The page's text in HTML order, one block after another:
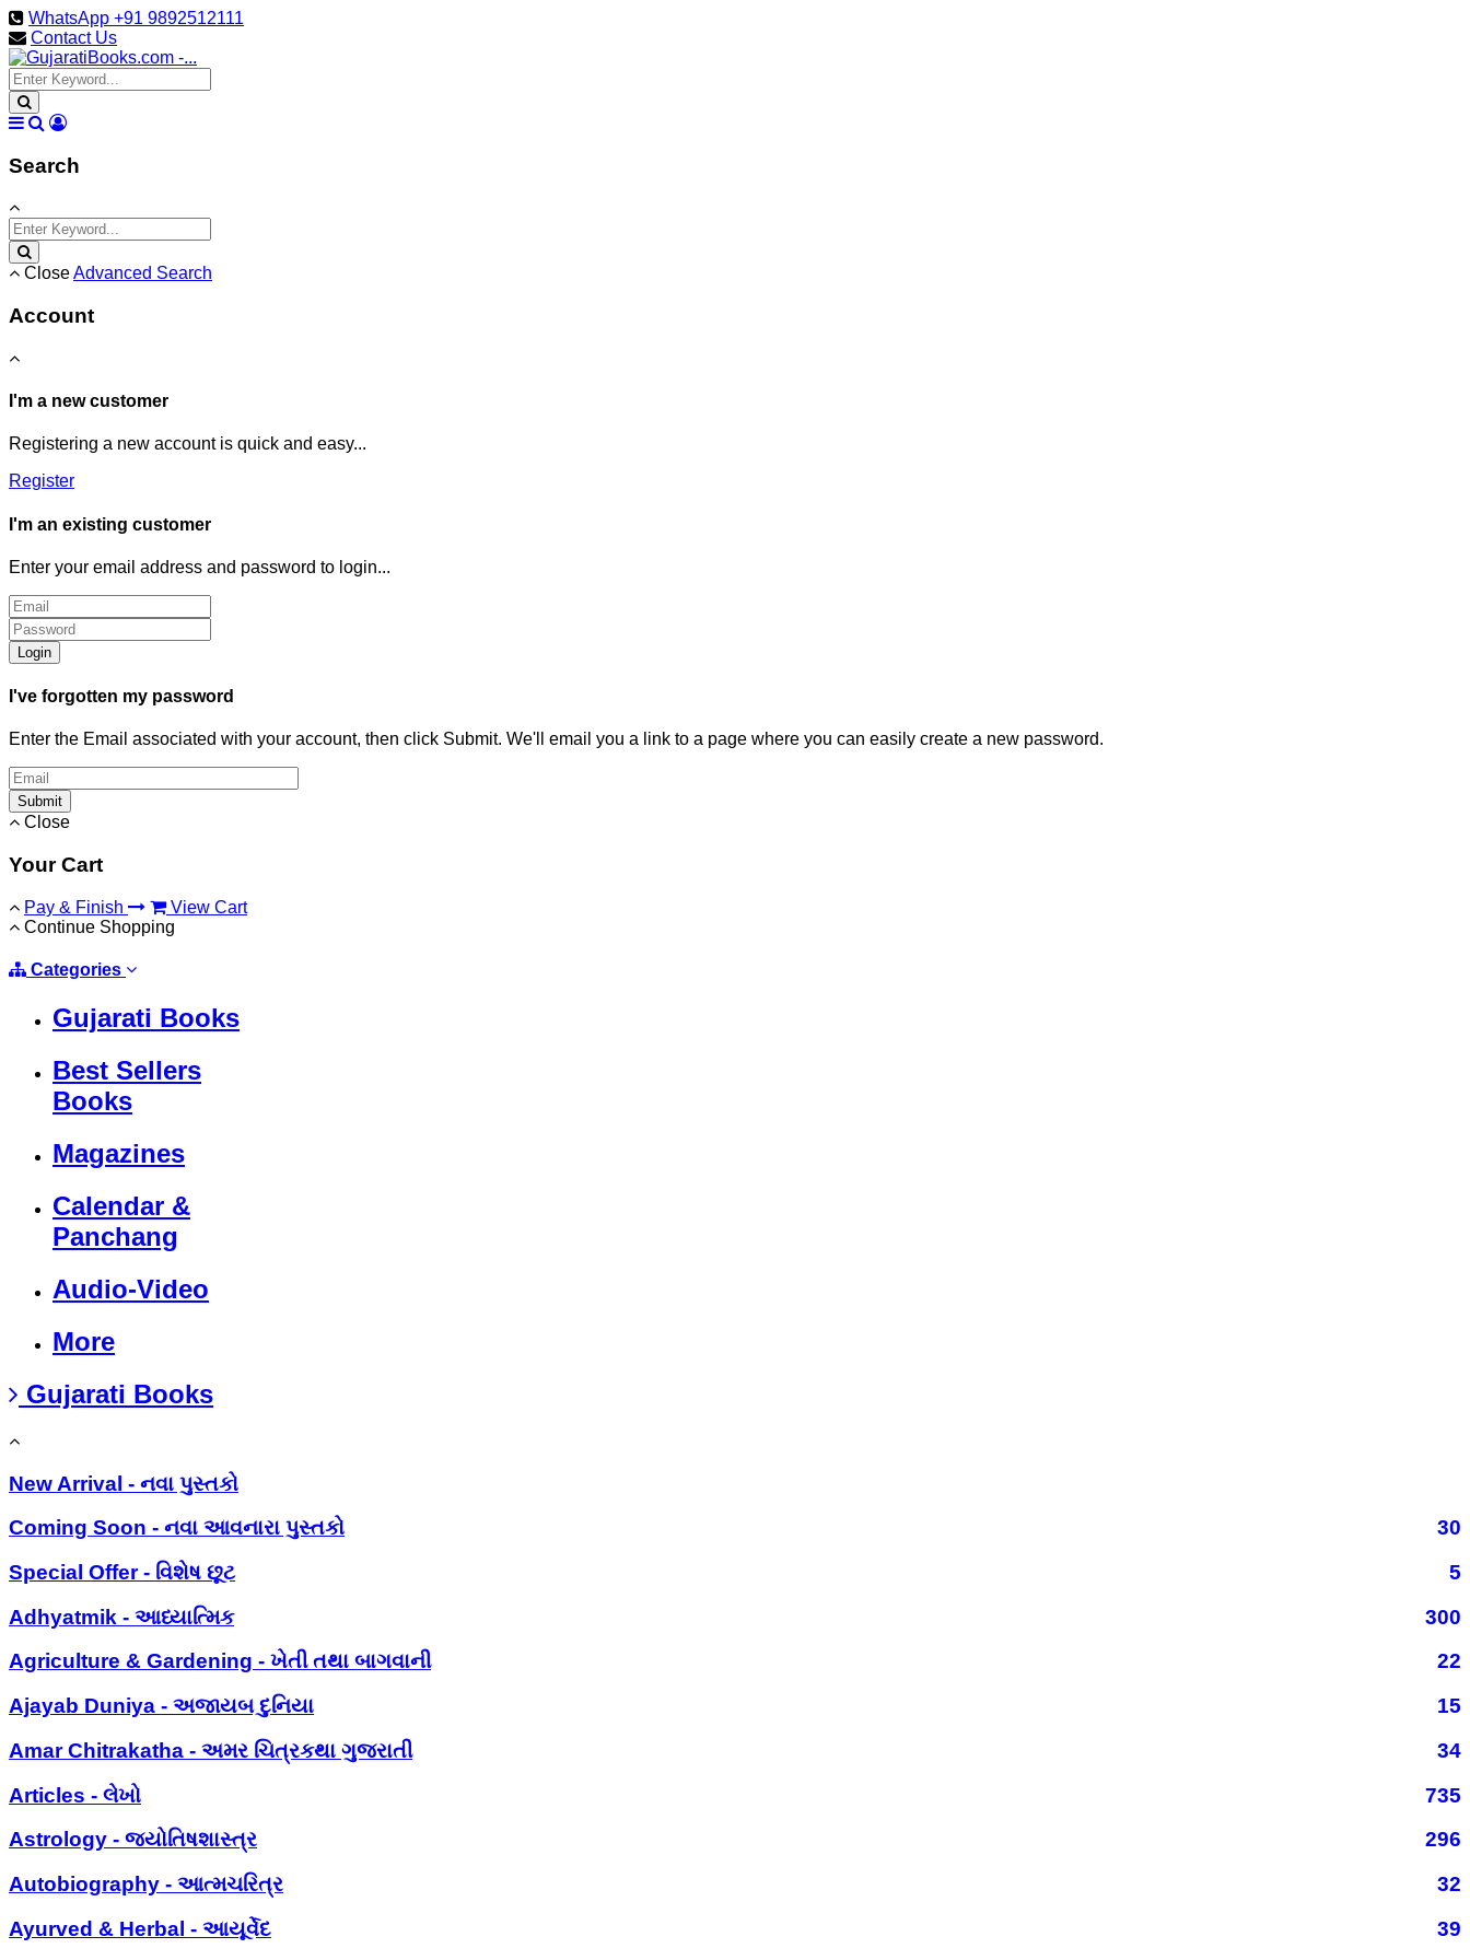
WhatsApp +91 9892512111
Contact Us
Search
CloseAdvanced Search
Account
I'm a new customer
Registering a new account is quick and easy...
Register
I'm an existing customer
Enter your email address and password to login...
Login
I've forgotten my password
Enter the Email associated with your account, then click Submit. We'll email you a link to a page where you can easily create a new password.
Submit
Close
Your Cart
Pay & Finish
View Cart
Continue Shopping
Categories
Gujarati Books
Best Sellers
Books
Magazines
Calendar &
Panchang
Audio-Video
More
Gujarati Books
New Arrival - નવા પુસ્તકો
Coming Soon - નવા આવનારા પુસ્તકો
30
Special Offer - વિશેષ છૂટ
5
Adhyatmik - આધ્યાત્મિક
300
Agriculture & Gardening - ખેતી તથા બાગવાની
22
Ajayab Duniya - અજાયબ દુનિયા
15
Amar Chitrakatha - અમર ચિત્રકથા ગુજરાતી
34
Articles - લેખો
735
Astrology - જ્યોતિષશાસ્ત્ર
296
Autobiography - આત્મચરિત્ર
32
Ayurved & Herbal - આયૂર્વેદ
39